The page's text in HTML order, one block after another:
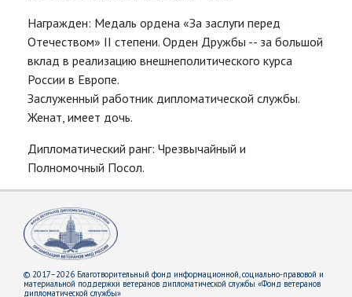
Награжден: Медаль ордена «За заслуги перед
Отечеством» II степени. Орден Дружбы -- за большой
вклад в реализацию внешнеполитического курса
России в Европе.
Заслуженный работник дипломатической службы.
Женат, имеет дочь.
Дипломатический ранг: Чрезвычайный и
Полномочный Посол.
© 2017–2026 Благотворительный фонд информационной, социально-правовой и
материальной поддержки ветеранов дипломатической службы «Фонд ветеранов
дипломатической службы»